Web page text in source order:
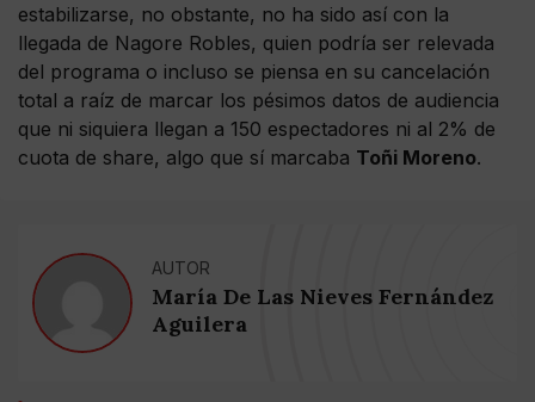
estabilizarse, no obstante, no ha sido así con la
llegada de Nagore Robles, quien podría ser relevada
del programa o incluso se piensa en su cancelación
total a raíz de marcar los pésimos datos de audiencia
que ni siquiera llegan a 150 espectadores ni al 2% de
cuota de share, algo que sí marcaba Toñi Moreno.
AUTOR
María De Las Nieves Fernández
Aguilera